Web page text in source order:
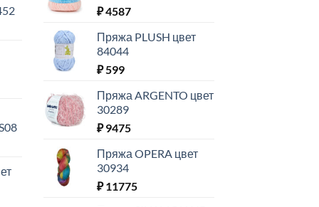
₽4587
Пряжа PLUSH цвет
84044
₽599
Пряжа ARGENTO цвет
30289
₽9475
Пряжа OPERA цвет
30934
₽11775